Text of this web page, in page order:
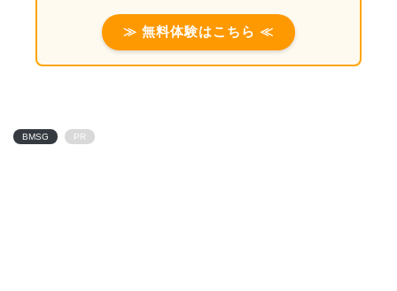
≫ 無料体験はこちら ≪
BMSG PR